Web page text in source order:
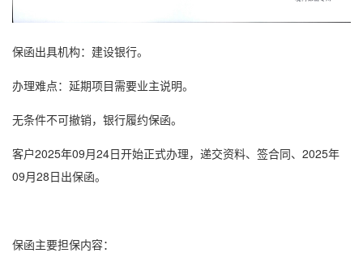
保函出具机构：建设银行。
办理难点：延期项目需要业主说明。
无条件不可撤销，银行履约保函。
客户2025年09月24日开始正式办理，递交资料、签合同、2025年
09月28日出保函。
保函主要担保内容：